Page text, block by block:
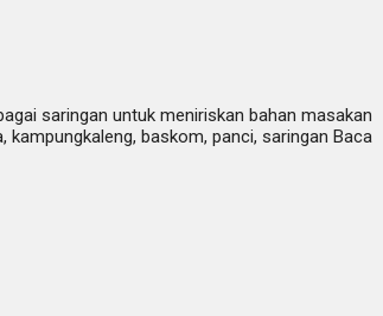
saringan untuk meniriskan bahan masakan
baskom, panci, saringan Baca